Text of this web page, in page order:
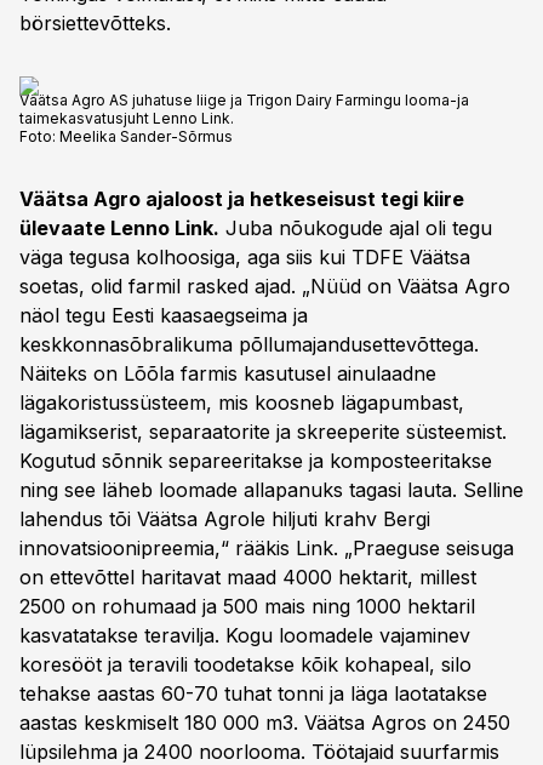
börsiettevõtteks.
Väätsa Agro AS juhatuse liige ja Trigon Dairy Farmingu looma-ja
taimekasvatusjuht Lenno Link.
Foto: Meelika Sander-Sõrmus
Väätsa Agro ajaloost ja hetkeseisust tegi kiire
ülevaate Lenno Link. Juba nõukogude ajal oli tegu
väga tegusa kolhoosiga, aga siis kui TDFE Väätsa
soetas, olid farmil rasked ajad. „Nüüd on Väätsa Agro
näol tegu Eesti kaasaegseima ja
keskkonnasõbralikuma põllumajandusettevõttega.
Näiteks on Lõõla farmis kasutusel ainulaadne
lägakoristussüsteem, mis koosneb lägapumbast,
lägamikserist, separaatorite ja skreeperite süsteemist.
Kogutud sõnnik separeeritakse ja komposteeritakse
ning see läheb loomade allapanuks tagasi lauta. Selline
lahendus tõi Väätsa Agrole hiljuti krahv Bergi
innovatsioonipreemia,“ rääkis Link. „Praeguse seisuga
on ettevõttel haritavat maad 4000 hektarit, millest
2500 on rohumaad ja 500 mais ning 1000 hektaril
kasvatatakse teravilja. Kogu loomadele vajaminev
koresööt ja teravili toodetakse kõik kohapeal, silo
tehakse aastas 60-70 tuhat tonni ja läga laotatakse
aastas keskmiselt 180 000 m3. Väätsa Agros on 2450
lüpsilehma ja 2400 noorlooma. Töötajaid suurfarmis